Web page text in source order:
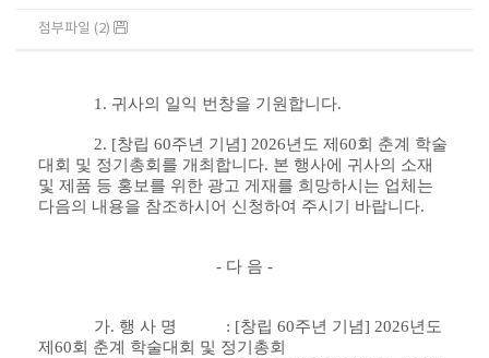
첨부파일 (2)
1. 귀사의 일익 번창을 기원합니다.
2. [창립60주년 기념] 2026년도 제60회 춘계 학술
대회 및 정기총회를 개최합니다. 본 행사에 귀사의 소재
및 제품 등 홍보를 위한 광고 게재를 희망하시는 업체는
다음의 내용을 참조하시어 신청하여 주시기 바랍니다.
- 다 음 -
가. 행 사 명 : [창립60주년 기념] 2026년도
제 60회 춘계 학술대회 및 정기총회